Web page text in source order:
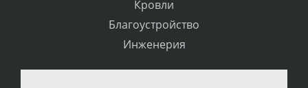
Кровли
Благоустройство
Инженерия